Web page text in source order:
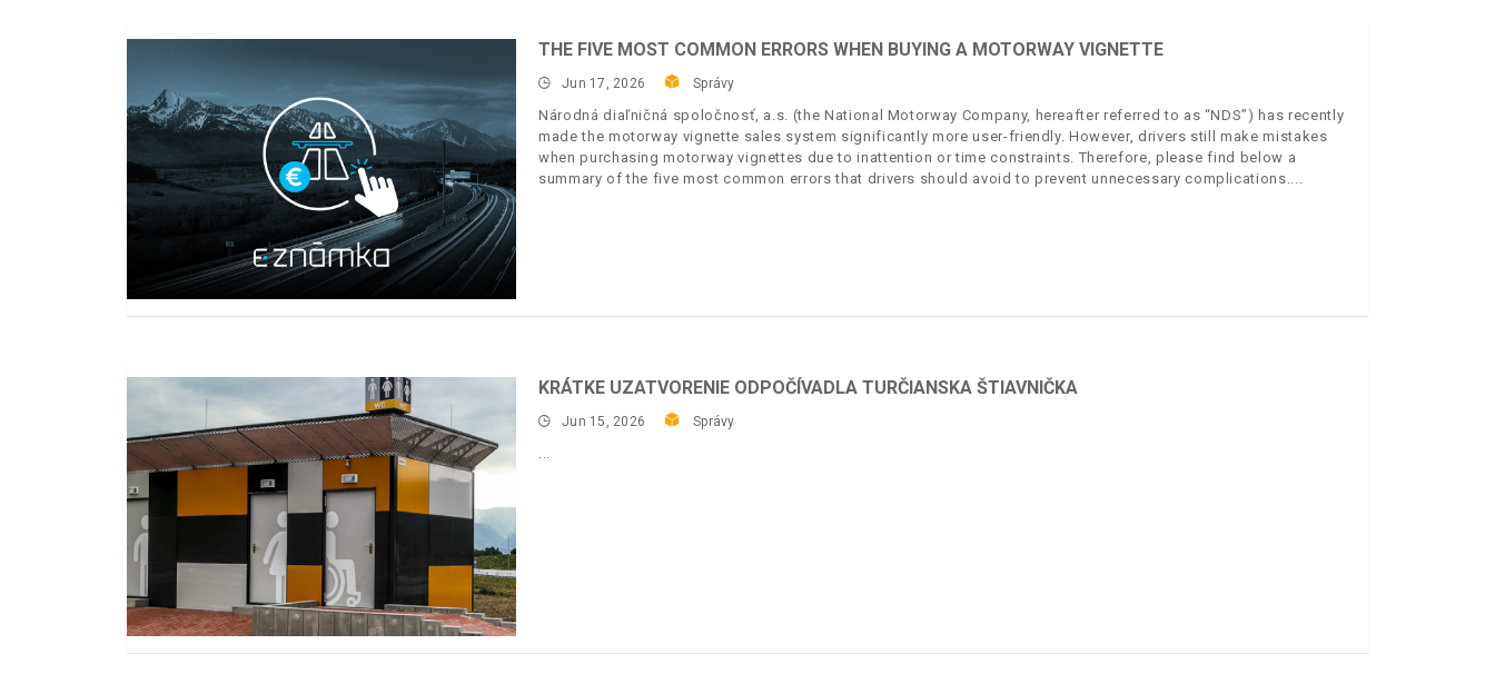
THE FIVE MOST COMMON ERRORS WHEN BUYING A MOTORWAY VIGNETTE
Jun 17, 2026 Správy
Národná diaľničná spoločnosť, a.s. (the National Motorway Company, hereafter referred to as “NDS”) has recently
made the motorway vignette sales system significantly more user-friendly. However, drivers still make mistakes
when purchasing motorway vignettes due to inattention or time constraints. Therefore, please find below a
summary of the five most common errors that drivers should avoid to prevent unnecessary complications.
KRÁTKE UZATVORENIE ODPOČÍVADLA TURČIANSKA ŠTIAVNIČKA
Jun 15, 2026 Správy